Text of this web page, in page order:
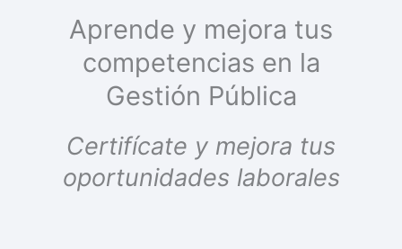
Aprende y mejora tus
competencias en la
Gestión Pública
Certifícate y mejora tus
oportunidades laborales